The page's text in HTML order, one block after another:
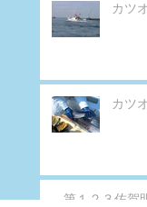
カツ
カツ
第１２３佐賀